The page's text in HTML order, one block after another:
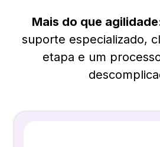
Mais do que
suporte especializado,
etapa e um